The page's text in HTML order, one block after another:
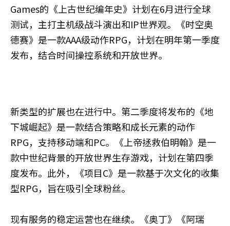
Games的《上古世纪编年史》计划在6月进行全球
测试，主打主机级战斗演出和IP世界观。《时空奥
德赛》是一款AAA级动作RPG，计划在明年第一季度
发布，结合时间操控系统和开放世界。
新类型的扩展也在进行中。第二季度将发布的《地
下城崛起》是一款结合策略和成长元素的动作
RPG，支持移动端和PC。《上帝拯救伯明翰》是一
款中世纪背景的开放世界生存游戏，计划在第四季
度发布。此外，《项目C》是一款基于次文化的收集
型RPG，旨在吸引全球粉丝。
现有服务的稳定运营也在继续。《奥丁》《阿瑞